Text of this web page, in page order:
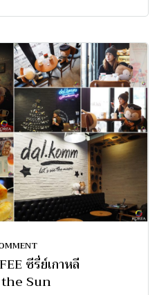
ซีรี่ย์เกาหลี
Sun